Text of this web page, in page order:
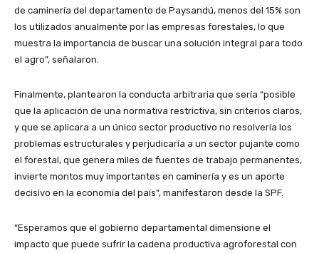
de caminería del departamento de Paysandú, menos del 15% son
los utilizados anualmente por las empresas forestales, lo que
muestra la importancia de buscar una solución integral para todo
el agro”, señalaron.
Finalmente, plantearon la conducta arbitraria que sería “posible
que la aplicación de una normativa restrictiva, sin criterios claros,
y que se aplicara a un único sector productivo no resolvería los
problemas estructurales y perjudicaría a un sector pujante como
el forestal, que genera miles de fuentes de trabajo permanentes,
invierte montos muy importantes en caminería y es un aporte
decisivo en la economía del país”, manifestaron desde la SPF.
“Esperamos que el gobierno departamental dimensione el
impacto que puede sufrir la cadena productiva agroforestal con